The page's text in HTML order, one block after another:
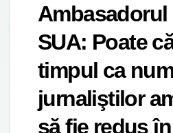
Ambasadorul
SUA: Poate
timpul ca
jurnaliştilor
să fie redus